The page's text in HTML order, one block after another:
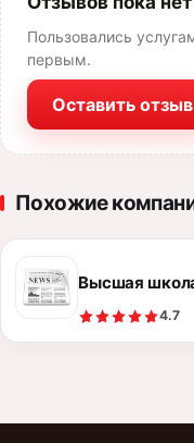
Пользовались
первым.
Оставить отзыв
Похожие
Высшая
4.7